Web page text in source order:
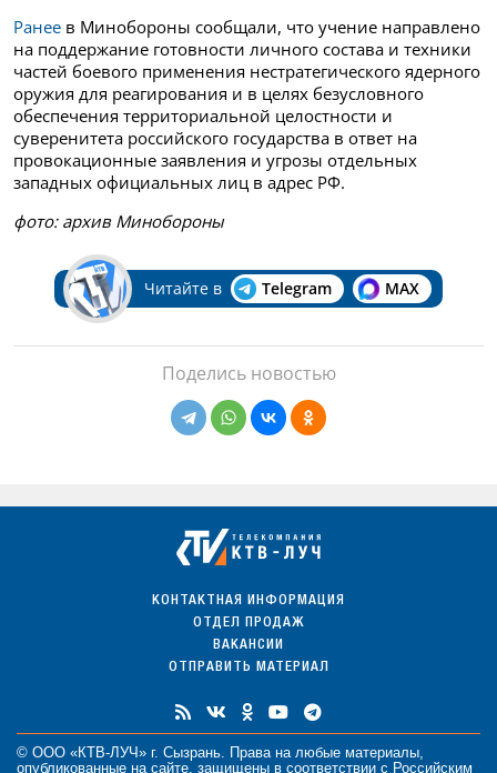
Ранее в Минобороны сообщали, что учение направлено
на поддержание готовности личного состава и техники
частей боевого применения нестратегического ядерного
оружия для реагирования и в целях безусловного
обеспечения территориальной целостности и
суверенитета российского государства в ответ на
провокационные заявления и угрозы отдельных
западных официальных лиц в адрес РФ.
фото: архив Минобороны
Читайте в Telegram MAX
Поделись новостью
КОНТАКТНАЯ ИНФОРМАЦИЯ
ОТДЕЛ ПРОДАЖ
ВАКАНСИИ
ОТПРАВИТЬ МАТЕРИАЛ
© ООО «КТВ-ЛУЧ» г. Сызрань. Права на любые материалы
опубликованные на сайте, защищены в соответствии с Российским